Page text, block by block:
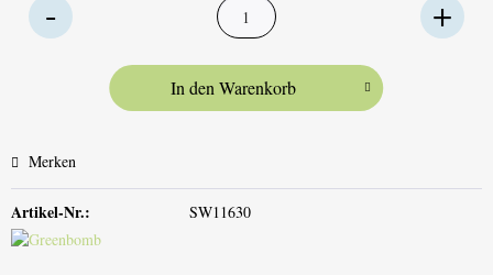
In den Warenkorb
Merken
Artikel-Nr.: SW11630